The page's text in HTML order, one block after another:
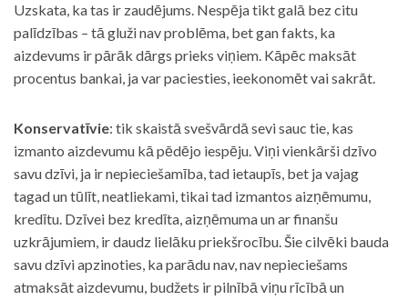
Uzskata, ka tas ir zaudējums. Nespēja tikt galā bez citu
palīdzības – tā gluži nav problēma, bet gan fakts, ka
aizdevums ir pārāk dārgs prieks viņiem. Kāpēc maksāt
procentus bankai, ja var paciesties, ieekonomēt vai sakrāt.
Konservatīvie: tik skaistā svešvārdā sevi sauc tie, kas
izmanto aizdevumu kā pēdējo iespēju. Viņi vienkārši dzīvo
savu dzīvi, ja ir nepieciešamība, tad ietaupīs, bet ja vajag
tagad un tūlīt, neatliekami, tikai tad izmantos aizņēmumu,
kredītu. Dzīvei bez kredīta, aizņēmuma un ar finanšu
uzkrājumiem, ir daudz lielāku priekšrocību. Šie cilvēki bauda
savu dzīvi apzinoties, ka parādu nav, nav nepieciešams
atmaksāt aizdevumu, budžets ir pilnībā viņu rīcībā un